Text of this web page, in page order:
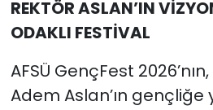
REKTÖR ASLAN’IN
ODAKLI FESTİVAL
AFSÜ GençFest
Adem Aslan’ın gençliğe